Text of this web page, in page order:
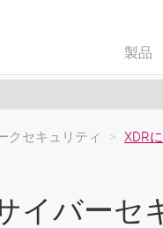
製品
クセキュリティ > XDR
イバーセ